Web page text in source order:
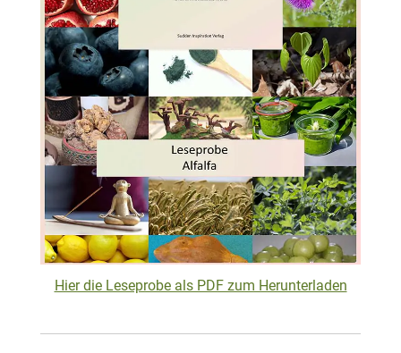
Hier die Leseprobe als PDF zum Herunterladen